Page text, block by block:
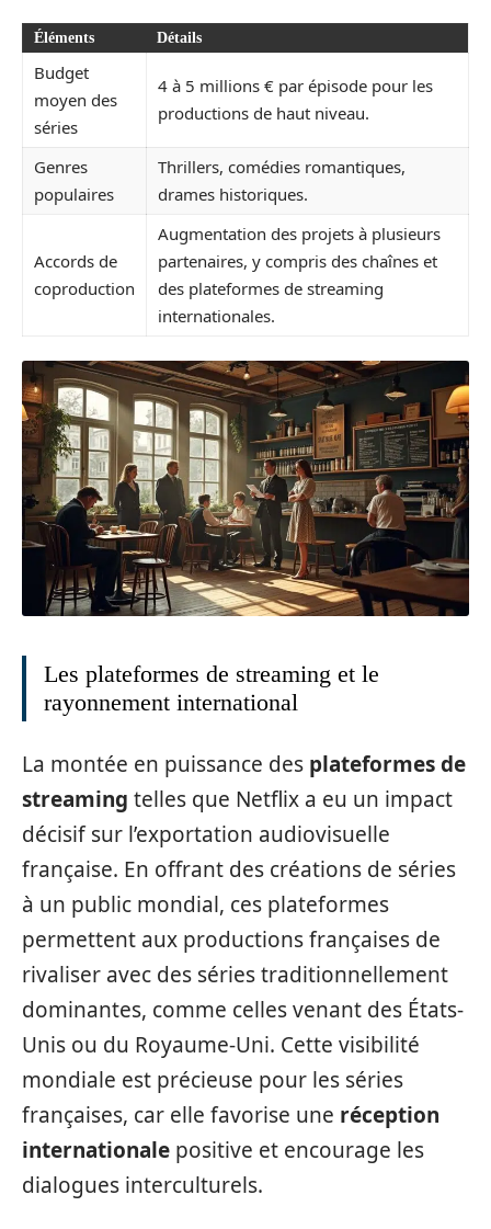
Éléments Détails
Budget
moyen des
séries
4 à 5 millions € par épisode pour les
productions de haut niveau.
Genres
populaires
Thrillers, comédies romantiques,
drames historiques.
Accords de
coproduction
Augmentation des projets à plusieurs
partenaires, y compris des chaînes et
des plateformes de streaming
internationales.
Les plateformes de streaming et le
rayonnement international
La montée en puissance des plateformes de
streaming telles que Netflix a eu un impact
décisif sur l’exportation audiovisuelle
française. En offrant des créations de séries
à un public mondial, ces plateformes
permettent aux productions françaises de
rivaliser avec des séries traditionnellement
dominantes, comme celles venant des États-
Unis ou du Royaume-Uni. Cette visibilité
mondiale est précieuse pour les séries
françaises, car elle favorise une réception
internationale positive et encourage les
dialogues interculturels.